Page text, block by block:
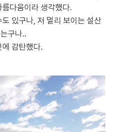
다움이라 생각했다.
있구나, 저 멀리 보이는 설산
구나..
감탄했다.